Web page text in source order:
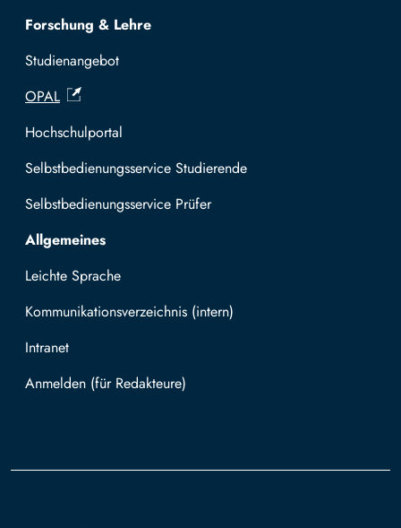
Forschung & Lehre
Studienangebot
OPAL
Hochschulportal
Selbstbedienungsservice Studierende
Selbstbedienungsservice Prüfer
Allgemeines
Leichte Sprache
Kommunikationsverzeichnis (intern)
Intranet
Mit TUBAF Login anmelden